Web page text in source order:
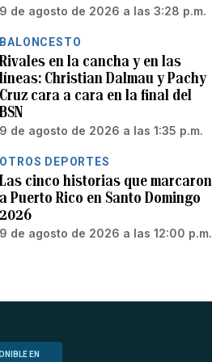
9 de agosto de 2026 a las 3:28 p.m.
BALONCESTO
Rivales en la cancha y en las
líneas: Christian Dalmau y Pachy
Cruz cara a cara en la final del
BSN
9 de agosto de 2026 a las 1:35 p.m.
OTROS DEPORTES
Las cinco historias que marcaron
a Puerto Rico en Santo Domingo
2026
9 de agosto de 2026 a las 12:00 p.m.
EN